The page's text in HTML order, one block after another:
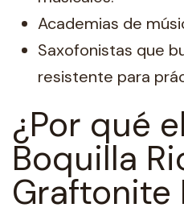
Academias de
Saxofonistas que
resistente para
¿Por qué
Boquilla
Graftonite